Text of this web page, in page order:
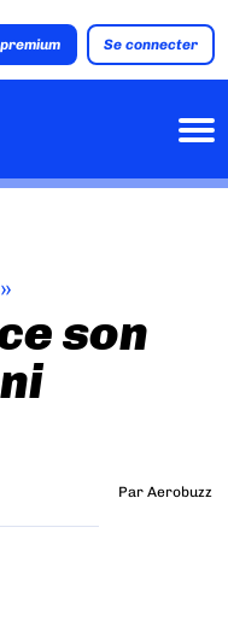
Se connecter
»
son
Par Aerobuzz